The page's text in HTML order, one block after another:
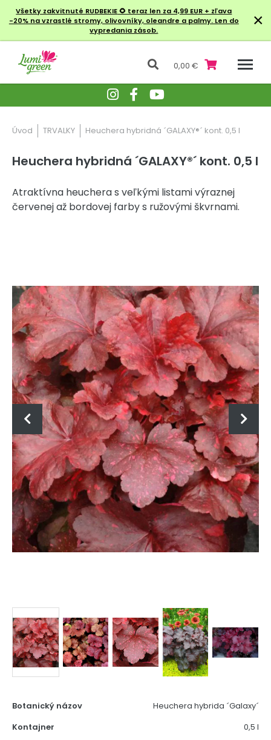
Všetky zakvitnuté RUDBEKIE🌻 teraz len za 4,99 EUR + zľava
-20% na vzrastlé stromy, olivovníky, oleandre a palmy. Len do
vypredania zásob.
×
0,00 €
Úvod TRVALKY Heuchera hybridná ´GALAXY®´ kont. 0,5 l
Heuchera hybridná ´GALAXY®´ kont. 0,5 l
Atraktívna heuchera s veľkými listami výraznej
červenej až bordovej farby s ružovými škvrnami.
Botanický názov
Heuchera hybrida ´Galaxy´
Kontajner
0,5 l